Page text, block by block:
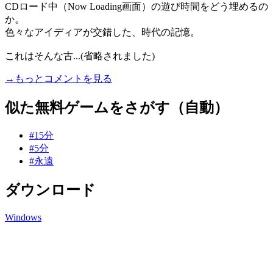
CDロード中（Now Loading画面）の遊び時間をどう埋めるの
か。
色々なアイディアが交錯した、時代の記憶。
これはそんな古...(省略されました)
→もっとコメントを見る
似た無料ゲームをさがす（自動）
#15分
#5分
#永遠
ダウンロード
Windows